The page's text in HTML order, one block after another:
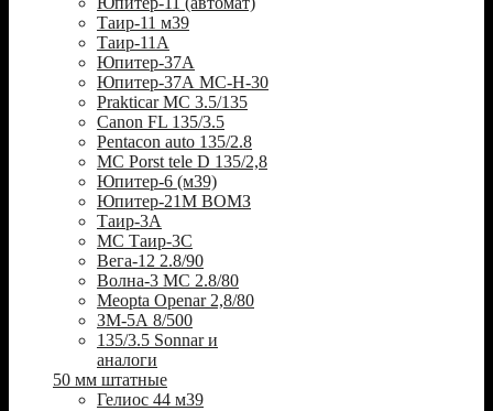
Таир-11 м39
Таир-11А
Юпитер-37А
Юпитер-37А МС-Н-30
Prakticar MC 3.5/135
Canon FL 135/3.5
Pentacon auto 135/2.8
MC Porst tele D 135/2,8
Юпитер-6 (м39)
Юпитер-21М ВОМЗ
Таир-3А
МС Таир-3С
Вега-12 2.8/90
Волна-3 МС 2.8/80
Meopta Openar 2,8/80
ЗМ-5А 8/500
135/3.5 Sonnar и
аналоги
50 мм штатные
Гелиос 44 м39